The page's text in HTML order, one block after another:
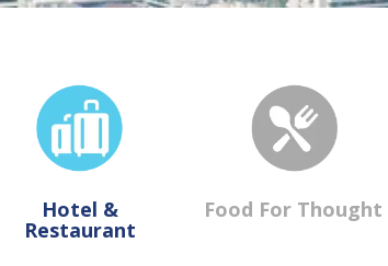
Hotel &
Restaurant
Food For Thought